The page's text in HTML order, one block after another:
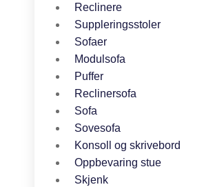
Reclinere
Suppleringsstoler
Sofaer
Modulsofa
Puffer
Reclinersofa
Sofa
Sovesofa
Konsoll og skrivebord
Oppbevaring stue
Skjenk